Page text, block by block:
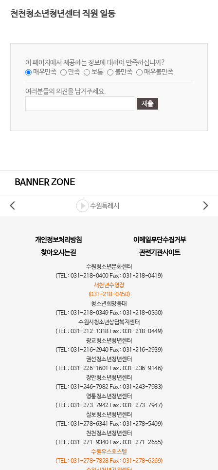
천천청소년청년센터 직원 일동
이 페이지에서 제공하는 정보에 대하여 만족하십니까?
매우만족
만족 보통 불만족 매우불만족
여러분들의 의견을 남겨주세요.
BANNER ZONE
수원특례시
개인정보처리방침
이메일무단수집거부
찾아오시는길
관련기관사이트
수원청소년문화센터
(TEL : 031-218-0400 Fax : 031-218-0419)
새천년수영장
(031-218-0450)
청소년희망등대
(TEL : 031-218-0349 Fax : 031-218-0360)
수원시청소년상담복지센터
(TEL : 031-212-1318 Fax : 031-218-0449)
광교청소년청년센터
(TEL : 031-216-2940 Fax : 031-216-2939)
권선청소년청년센터
(TEL : 031-226-1601 Fax : 031-236-9146)
장안청소년청년센터
(TEL : 031-246-7982 Fax : 031-243-7983)
영통청소년청년센터
(TEL : 031-273-7942 Fax : 031-273-7947)
칠보청소년청년센터
(TEL : 031-278-6341 Fax : 031-278-5409)
천천청소년청년센터
(TEL : 031-271-9340 Fax : 031-271-2655)
수원유스호스텔
(TEL : 031-278-7828 Fax : 031-278-6269)